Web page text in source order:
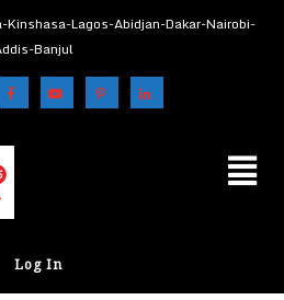
Kinshasa-Lagos-Abidjan-Dakar-Nairobi-
Banjul
Log In